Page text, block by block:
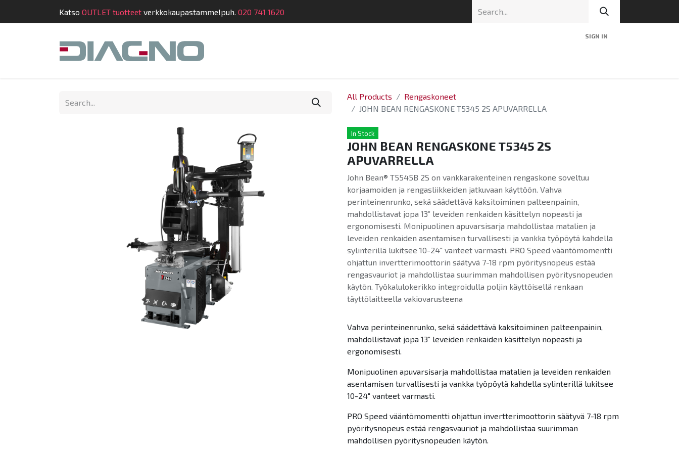
Katso OUTLET tuotteet verkkokaupastamme!puh. 020 741 1620
SIGN IN
Shop
All Products
Rengaskoneet
JOHN BEAN RENGASKONE T5345 2S APUVARRELLA
In Stock
JOHN BEAN RENGASKONE T5345 2S
APUVARRELLA
John Bean® T5545B 2S on vankkarakenteinen rengaskone soveltuu
korjaamoiden ja rengasliikkeiden jatkuvaan käyttöön. Vahva
perinteinenrunko, sekä säädettävä kaksitoiminen palteenpainin,
mahdollistavat jopa 13” leveiden renkaiden käsittelyn nopeasti ja
ergonomisesti. Monipuolinen apuvarsisarja mahdollistaa matalien ja
leveiden renkaiden asentamisen turvallisesti ja vankka työpöytä kahdella
sylinterillä lukitsee 10-24" vanteet varmasti. PRO Speed vääntömomentti
ohjattun invertterimoottorin säätyvä 7-18 rpm pyöritysnopeus estää
rengasvauriot ja mahdollistaa suurimman mahdollisen pyöritysnopeuden
käytön. Työkalulokerikko integroidulla poljin käyttöisellä renkaan
täyttölaitteella vakiovarusteena
Vahva perinteinenrunko, sekä säädettävä kaksitoiminen palteenpainin,
mahdollistavat jopa 13” leveiden renkaiden käsittelyn nopeasti ja
ergonomisesti.
Monipuolinen apuvarsisarja mahdollistaa matalien ja leveiden renkaiden
asentamisen turvallisesti ja vankka työpöytä kahdella sylinterillä lukitsee
10-24" vanteet varmasti.
PRO Speed vääntömomentti ohjattun invertterimoottorin säätyvä 7-18 rpm
pyöritysnopeus estää rengasvauriot ja mahdollistaa suurimman
mahdollisen pyöritysnopeuden käytön.